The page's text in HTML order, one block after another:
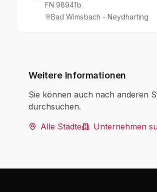
FN98941b
Bad Wimsbach - Neydharting
Weitere Informationen
Sie können auch nach anderen
durchsuchen.
Alle Städte
Unternehmen